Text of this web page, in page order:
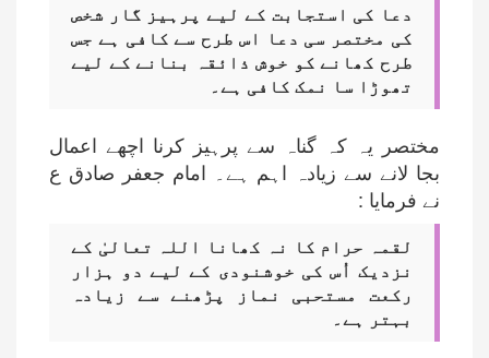
دعا کی استجابت کے لیے پرہیز گار شخص
کی مختصر سی دعا اس طرح سے کافی ہے جس
طرح کھانے کو خوش ذائقہ بنانے کے لیے
تھوڑا سا نمک کافی ہے۔
مختصر یہ کہ گناہ سے پرہیز کرنا اچھے اعمال
بجا لانے سے زیادہ اہم ہے۔ امام جعفر صادق ع
نے فرمایا :
لقمہ حرام کا نہ کھانا اللہ تعالیٰ کے
نزدیک اُس کی خوشنودی کے لیے دو ہزار
رکعت مستحبی نماز پڑھنے سے زیادہ
بہتر ہے۔